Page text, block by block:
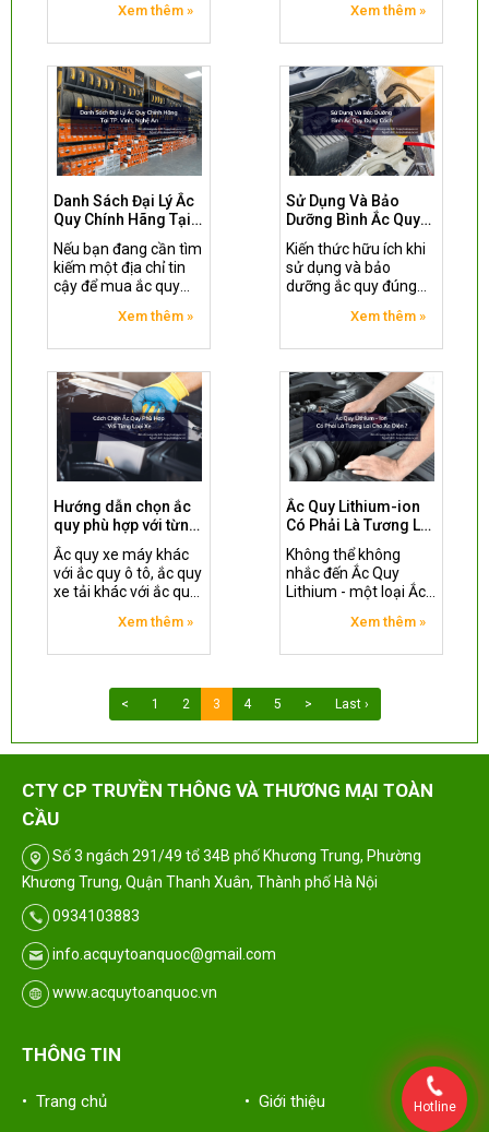
ắc quy đột ngột gây
người sử dụng và chủ
xe ô tô. Hãy cùng theo
dõi bài viết sau sẽ
mách cho bạn một số
lưu ý hướng dẫn bạn
sử dụng ắc quy ô tô
bền bỉ và dài lâu hơn.
Xem thêm »
bài viết này sẽ hướng
quả khi bình Ắc Quy bị
hết điện.
Xem thêm »
Danh Sách Đại Lý Ắc
Quy Chính Hãng Tại
TP. Vinh, Nghệ An
Nếu bạn đang cần tìm
kiếm một địa chỉ tin
cậy để mua ắc quy
Vinh, Nghệ An, hãy
Xem thêm »
Sử Dụng Và Bảo
Dưỡng Bình Ắc Quy
Đúng Cách
Kiến thức hữu ích khi
sử dụng và bảo
dưỡng ắc quy đúng
hoạt động bền bỉ và
hướng dẫn trên, để
bảo vệ ắc quy của xe
bạn
Xem thêm »
Hướng dẫn chọn ắc
quy phù hợp với từng
loại xe
Ắc quy xe máy khác
với ắc quy ô tô, ắc quy
xe tải khác với ắc quy
nào để chọn được ắc
Xem thêm »
Ắc Quy Lithium-ion
Có Phải Là Tương Lai
Cho Xe Điện ?
Không thể không
nhắc đến Ắc Quy
Lithium - một loại Ắc
cao bởi những ưu
Lithium có phải là
tương lai cho xe điện?
Xem thêm »
< 1 2 3 4 5 > Last ›
CTY CP TRUYỀN THÔNG VÀ THƯƠNG MẠI TOÀN
CẦU
Số 3 ngách 291/49 tổ 34B phố Khương Trung, Phường
Khương Trung, Quận Thanh Xuân, Thành phố Hà Nội
0934103883
info.acquytoanquoc@gmail.com
www.acquytoanquoc.vn
THÔNG TIN
• Trang chủ • Giới thiệu Hotline